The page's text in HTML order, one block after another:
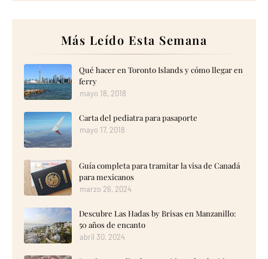
Más Leído Esta Semana
Qué hacer en Toronto Islands y cómo llegar en
ferry
mayo 18, 2018
Carta del pediatra para pasaporte
mayo 17, 2018
Guía completa para tramitar la visa de Canadá
para mexicanos
marzo 26, 2024
Descubre Las Hadas by Brisas en Manzanillo:
50 años de encanto
abril 30, 2024